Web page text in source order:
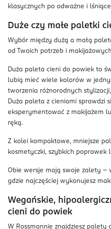
klasycznych po odważne i
Duże czy małe paletki
Wybór między dużą a małą
od Twoich potrzeb i
Duża paleta cieni do powiek to
lubią mieć wiele kolorów w
tworzenia różnorodnych
Duża paleta z cieniami sprawdzi
eksperymentować z makijażem
ręką.
Z kolei kompaktowe, mniejsze
kosmetyczki, szybkich poprawek
Obie wersje mają swoje zalety –
gdzie najczęściej wykonujesz
Wegańskie,
cieni do powiek
W Rossmannie znajdziesz palety